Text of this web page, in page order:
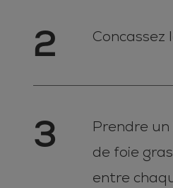
2 Concassez
3
Prendre
de foie
entre